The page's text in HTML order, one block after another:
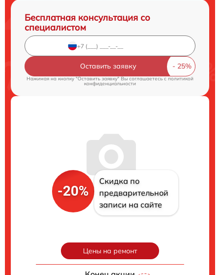
Бесплатная консультация со
специалистом
Оставить заявку
Нажимая на кнопку "Оставить заявку" Вы соглашаетесь c политикой
конфиденциальности
-20%
Скидка по
предварительной
записи на сайте
Цены на ремонт